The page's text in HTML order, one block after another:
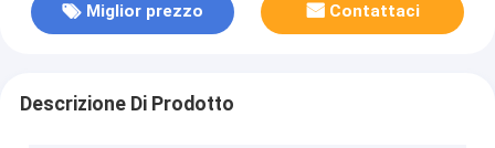
Miglior prezzo Contattaci
Descrizione Di Prodotto